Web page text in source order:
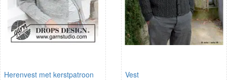
Herenvest met kerstpatroon Vest